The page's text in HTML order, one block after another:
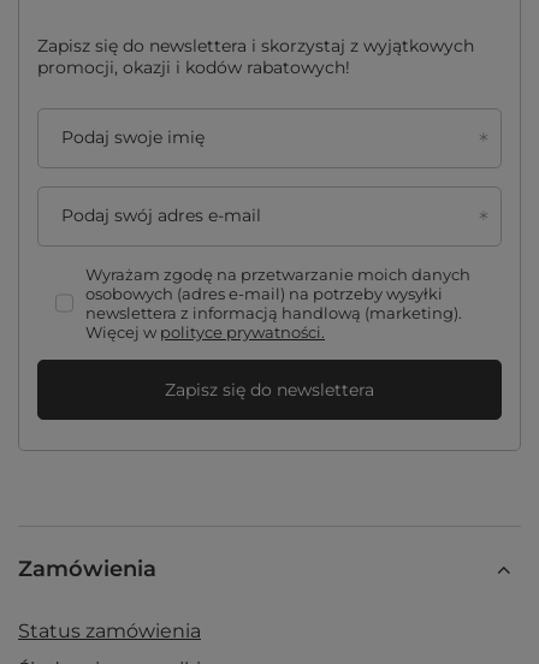
Zapisz się do newslettera i skorzystaj z wyjątkowych
promocji, okazji i kodów rabatowych!
Podaj swoje imię
Podaj swój adres e-mail
Wyrażam zgodę na przetwarzanie moich danych
osobowych (adres e-mail) na potrzeby wysyłki
newslettera z informacją handlową (marketing).
Więcej w polityce prywatności.
Zapisz się do newslettera
Zamówienia
Status zamówienia